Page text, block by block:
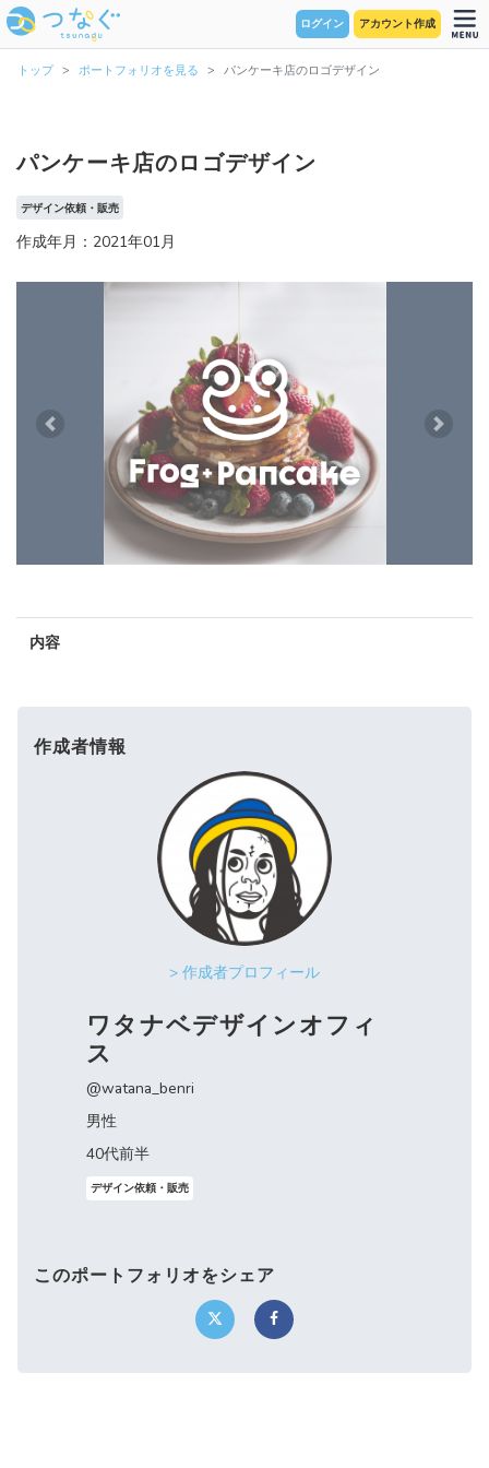
ログイン アカウント作成
トップ ポートフォリオを見る パンケーキ店のロゴデザイン
パンケーキ店のロゴデザイン
デザイン依頼・販売
作成年月：2021年01月
Previous Next
内容
作成者情報
> 作成者プロフィール
ワタナベデザインオフィ
ス
@watana_benri
男性
40代前半
デザイン依頼・販売
このポートフォリオをシェア